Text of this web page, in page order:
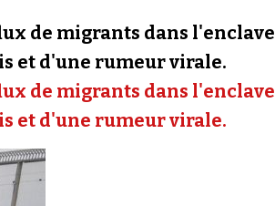
de migrants dans l'enclave
et d'une rumeur virale.
de migrants dans l'enclave
et d'une rumeur virale.